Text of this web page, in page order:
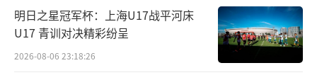
明日之星冠军杯：上海U17战平河床
U17 青训对决精彩纷呈
2026-08-06 23:18:26